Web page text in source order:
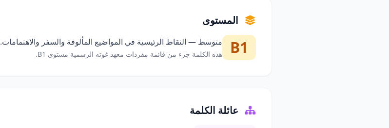
المستوى
B1 متوسط — النقاط الرئيسية في المواضيع المألوفة والسفر والاهتمامات.
هذه الكلمة جزء من قائمة مفردات معهد غوته الرسمية مستوى B1.
عائلة الكلمة